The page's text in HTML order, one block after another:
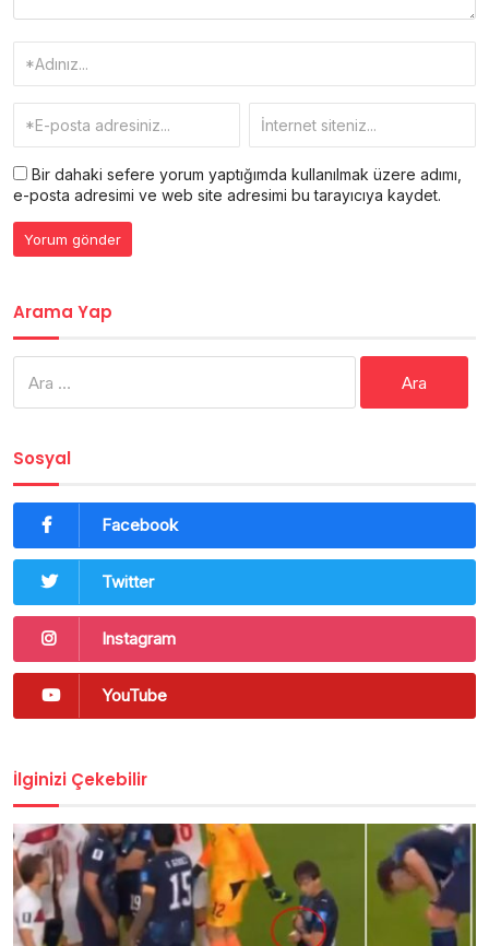
Bir dahaki sefere yorum yaptığımda kullanılmak üzere adımı,
e-posta adresimi ve web site adresimi bu tarayıcıya kaydet.
Arama Yap
Sosyal
Facebook
Twitter
Instagram
YouTube
İlginizi Çekebilir